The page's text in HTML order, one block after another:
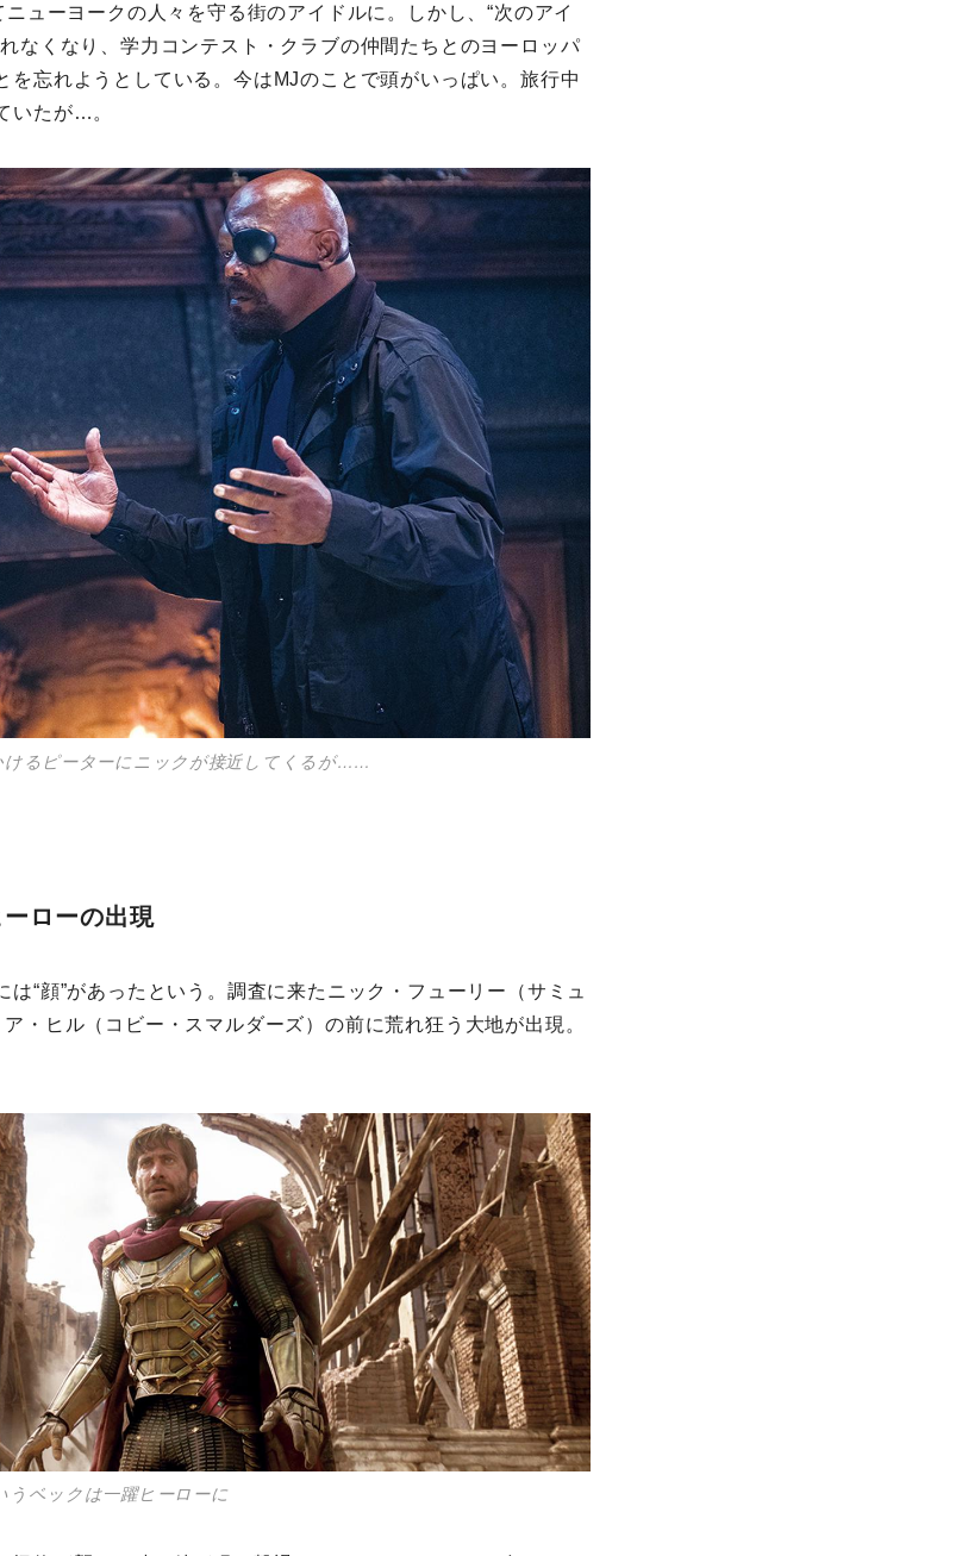
ューヨークの人々を守る街のアイドルに。しかし、“次のアイ
なくなり、学力コンテスト・クラブの仲間たちとのヨーロッパ
を忘れようとしている。今はMJのことで頭がいっぱい。旅行中
いたが…。
けるピーターにニックが接近してくるが……
ローの出現
は“顔”があったという。調査に来たニック・フューリー（サミュ
・ヒル（コビー・スマルダーズ）の前に荒れ狂う大地が出現。
うベックは一躍ヒーローに